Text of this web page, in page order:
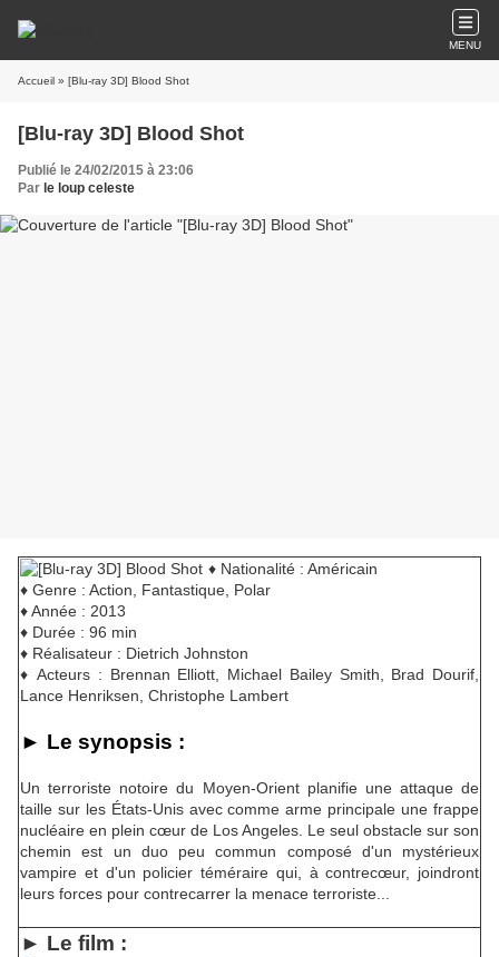
MENU
Accueil » [Blu-ray 3D] Blood Shot
[Blu-ray 3D] Blood Shot
Publié le 24/02/2015 à 23:06
Par le loup celeste
♦ Nationalité : Américain
♦ Genre : Action, Fantastique, Polar
♦ Année : 2013
♦ Durée : 96 min
♦ Réalisateur : Dietrich Johnston
♦ Acteurs : Brennan Elliott, Michael Bailey Smith, Brad Dourif,
Lance Henriksen, Christophe Lambert
► Le synopsis :
Un terroriste notoire du Moyen-Orient planifie une attaque de
taille sur les États-Unis avec comme arme principale une frappe
nucléaire en plein cœur de Los Angeles. Le seul obstacle sur son
chemin est un duo peu commun composé d'un mystérieux
vampire et d'un policier téméraire qui, à contrecœur, joindront
leurs forces pour contrecarrer la menace terroriste...
► Le film :